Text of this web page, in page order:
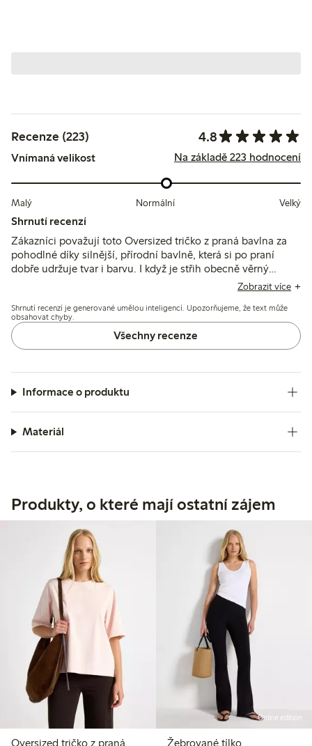
Recenze (223) 4.8
Vnímaná velikost Na základě 223 hodnocení
Malý Normální Velký
Shrnutí recenzí
Zákazníci považují toto Oversized tričko z praná bavlna za
pohodlné díky silnější, přírodní bavlně, která si po praní
dobře udržuje tvar i barvu. I když je střih obecně věrný
velikosti s lichotivým oversized střihem, někteří zaznamenali
může ovlivnit vrstvení.
Zobrazit více
Shrnutí recenzí je generované umělou inteligencí. Upozorňujeme, že text může
obsahovat chyby.
Všechny recenze
Informace o produktu
Materiál
Produkty, o které mají ostatní zájem
Oversized tričko z praná
Online edition
Žebrované tílko